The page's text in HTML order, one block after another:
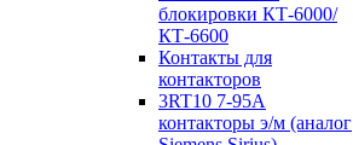
блокировки КТ-6000/
КТ-6600
Контакты для
контакторов
3RT10 7-95А
контакторы э/м (аналог